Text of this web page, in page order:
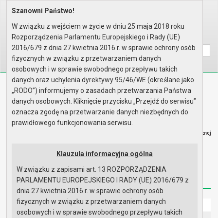
Home Prawo lokalne
Wyszukaj na stronie:
A AA
Biuletyn Informacji Publicznej
Urząd Miasta i Gminy w Gryfinie
Redakcja Instrukcja korzystania Dostępność
Strona główna
Szanowni Państwo!
W związku z wejściem w życie w dniu 25 maja 2018 roku
Rozporządzenia Parlamentu Europejskiego i Rady (UE)
2016/679 z dnia 27 kwietnia 2016 r. w sprawie ochrony osób
fizycznych w związku z przetwarzaniem danych
osobowych i w sprawie swobodnego przepływu takich
danych oraz uchylenia dyrektywy 95/46/WE (określane jako
„RODO”) informujemy o zasadach przetwarzania Państwa
danych osobowych. Kliknięcie przycisku „Przejdź do serwisu”
oznacza zgodę na przetwarzanie danych niezbędnych do
prawidłowego funkcjonowania serwisu.
Klauzula informacyjna ogólna
W związku z zapisami art. 13 ROZPORZĄDZENIA
PARLAMENTU EUROPEJSKIEGO I RADY (UE) 2016/679 z
dnia 27 kwietnia 2016 r. w sprawie ochrony osób
fizycznych w związku z przetwarzaniem danych
osobowych i w sprawie swobodnego przepływu takich